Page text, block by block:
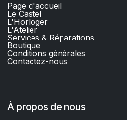
Page d'accueil
Le Castel
L'Horloger
L'Atelier
Services & Réparations
Boutique
Conditions générales
Contactez-nous​
À propos de nous